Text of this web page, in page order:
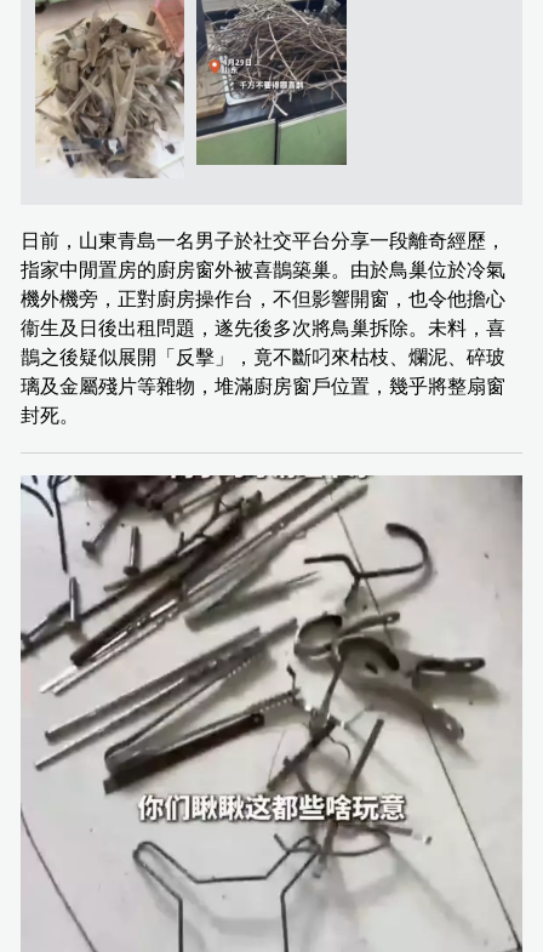
日前，山東青島一名男子於社交平台分享一段離奇經歷，
指家中閒置房的廚房窗外被喜鵲築巢。由於鳥巢位於冷氣
機外機旁，正對廚房操作台，不但影響開窗，也令他擔心
衞生及日後出租問題，遂先後多次將鳥巢拆除。未料，喜
鵲之後疑似展開「反擊」，竟不斷叼來枯枝、爛泥、碎玻
璃及金屬殘片等雜物，堆滿廚房窗戶位置，幾乎將整扇窗
封死。